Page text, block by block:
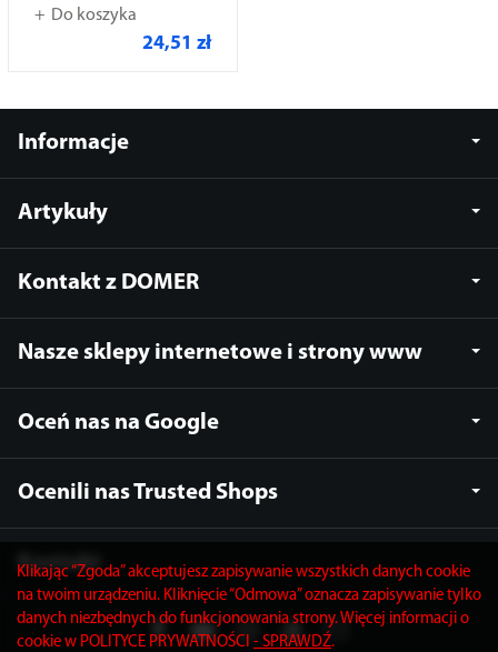
Do koszyka
24,51 zł
Informacje
Artykuły
Kontakt z DOMER
Nasze sklepy internetowe i strony www
Oceń nas na Google
Ocenili nas Trusted Shops
Kontakt
Klikając “Zgoda” akceptujesz zapisywanie wszystkich danych cookie
na twoim urządzeniu. Kliknięcie “Odmowa” oznacza zapisywanie tylko
danych niezbędnych do funkcjonowania strony. Więcej informacji o
cookie w POLITYCE PRYWATNOŚCI - SPRAWDŹ.